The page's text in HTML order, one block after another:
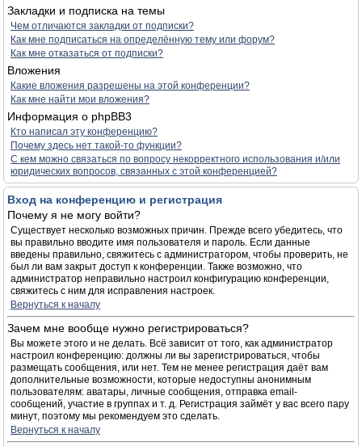
Закладки и подписка на темы
Чем отличаются закладки от подписки?
Как мне подписаться на определённую тему или форум?
Как мне отказаться от подписки?
Вложения
Какие вложения разрешены на этой конференции?
Как мне найти мои вложения?
Информация о phpBB3
Кто написал эту конференцию?
Почему здесь нет такой-то функции?
С кем можно связаться по вопросу некорректного использования и/или
юридических вопросов, связанных с этой конференцией?
Вход на конференцию и регистрация
Почему я не могу войти?
Существует несколько возможных причин. Прежде всего убедитесь, что
вы правильно вводите имя пользователя и пароль. Если данные
введены правильно, свяжитесь с администратором, чтобы проверить, не
был ли вам закрыт доступ к конференции. Также возможно, что
администратор неправильно настроил конфигурацию конференции,
свяжитесь с ним для исправления настроек.
Вернуться к началу
Зачем мне вообще нужно регистрироваться?
Вы можете этого и не делать. Всё зависит от того, как администратор
настроил конференцию: должны ли вы зарегистрироваться, чтобы
размещать сообщения, или нет. Тем не менее регистрация даёт вам
дополнительные возможности, которые недоступны анонимным
пользователям: аватары, личные сообщения, отправка email-
сообщений, участие в группах и т. д. Регистрация займёт у вас всего пару
минут, поэтому мы рекомендуем это сделать.
Вернуться к началу